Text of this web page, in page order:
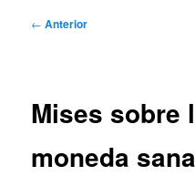
Navegación
← Anterior
Mises sobre
moneda